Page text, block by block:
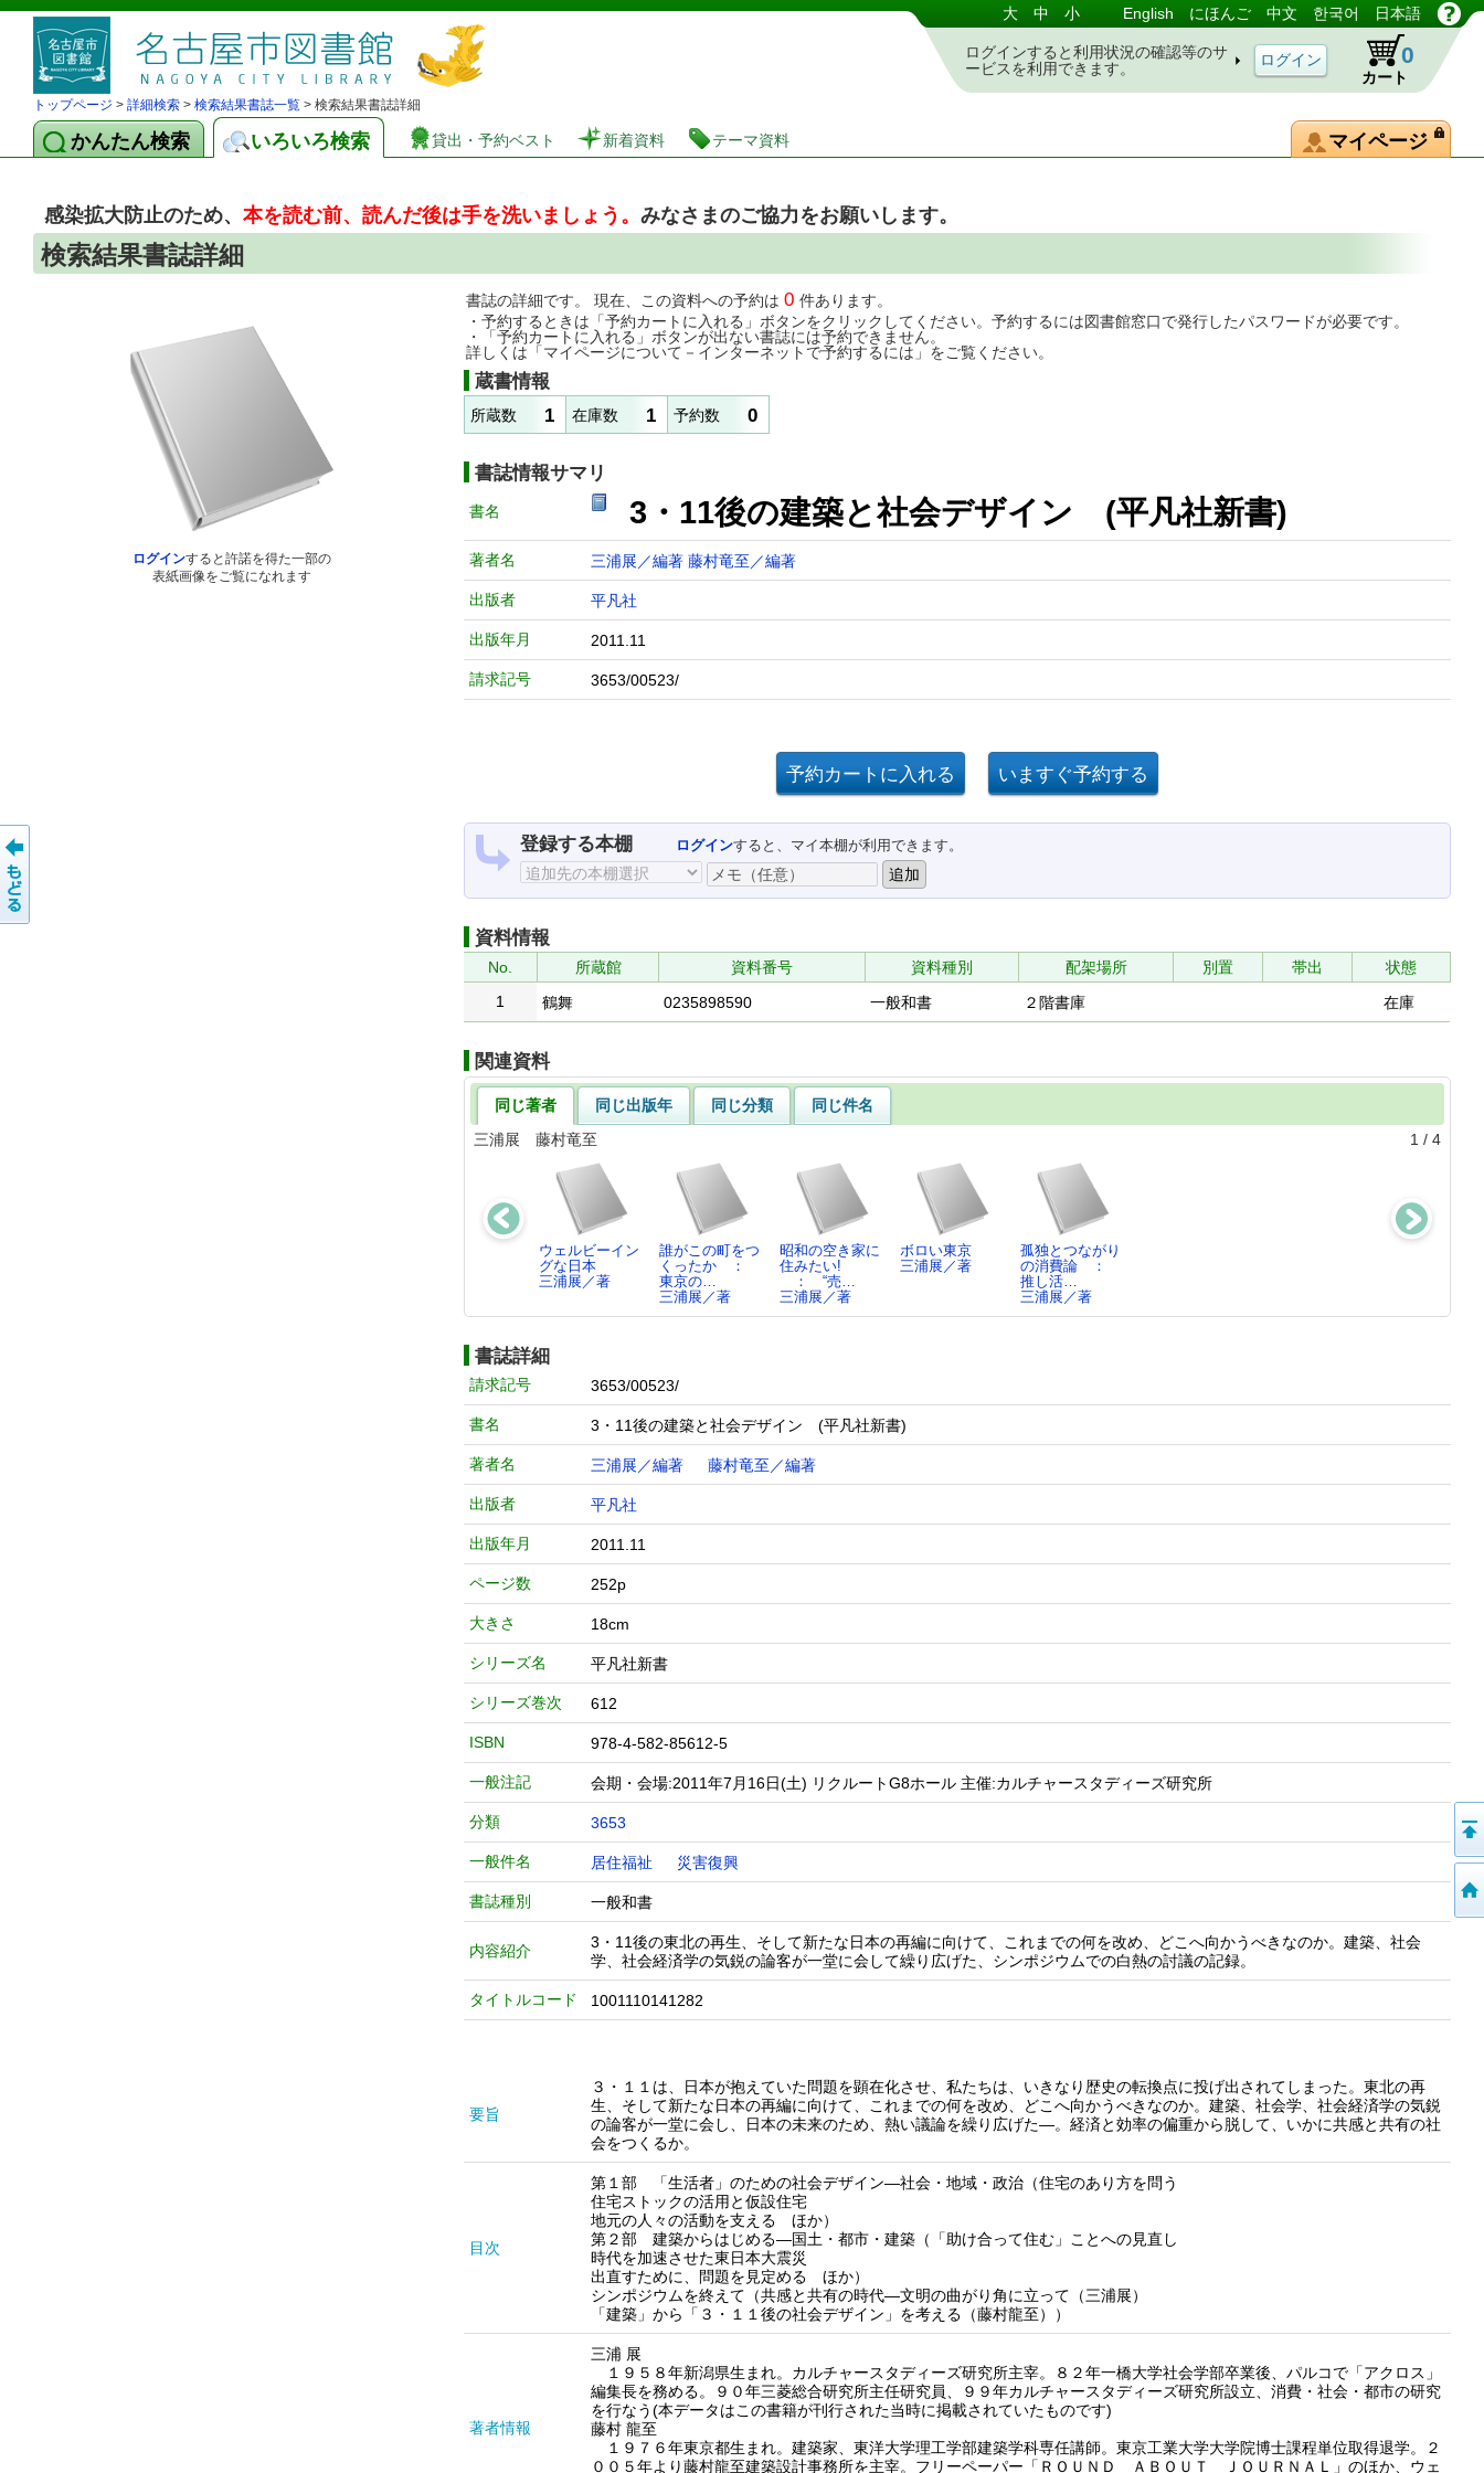
図書館 蔵書検索・予約システム 大 中 小 English にほんご 中文 한국어 日本語
ログインすると利用状況の確認等のサ
ービスを利用できます。
カート
0
トップページ > 詳細検索 > 検索結果書誌一覧 > 検索結果書誌詳細
かんたん検索 いろいろ検索 貸出・予約ベスト 新着資料 テーマ資料 マイページ
感染拡大防止のため、 本を読む前、読んだ後は手を洗いましょう。 みなさまのご協力をお願いします。
検索結果書誌詳細
ログインすると許諾を得た一部の
表紙画像をご覧になれます
書誌の詳細です。 現在、この資料への予約は 0 件あります。
・予約するときは「予約カートに入れる」ボタンをクリックしてください。予約するには図書館窓口で発行したパスワードが必要です。
・「予約カートに入れる」ボタンが出ない書誌には予約できません。
詳しくは「マイページについて－インターネットで予約するには」をご覧ください。
蔵書情報
所蔵数 1 在庫数 1 予約数 0
書誌情報サマリ
書名 3・11後の建築と社会デザイン (平凡社新書)
著者名 三浦展／編著 藤村竜至／編著
出版者 平凡社
出版年月 2011.11
請求記号 3653/00523/
登録する本棚 ログインすると、マイ本棚が利用できます。
資料情報
No. 所蔵館 資料番号 資料種別 配架場所 別置 帯出
状態
1
鶴舞 0235898590 一般和書 ２階書庫 在庫
関連資料
同じ著者 同じ出版年 同じ分類
同じ件名
三浦展 藤村竜至
1 / 4
ウェルビーイン
グな日本
三浦展／著
誰がこの町をつ
くったか ：
東京の…
三浦展／著
昭和の空き家に
住みたい!
： “売…
三浦展／著
ボロい東京
三浦展／著
孤独とつながり
の消費論 ：
推し活…
三浦展／著
書誌詳細
請求記号 3653/00523/
書名 3・11後の建築と社会デザイン (平凡社新書)
著者名 三浦展／編著 藤村竜至／編著
出版者 平凡社
出版年月 2011.11
ページ数 252p
大きさ 18cm
シリーズ名 平凡社新書
シリーズ巻次 612
ISBN 978-4-582-85612-5
一般注記 会期・会場:2011年7月16日(土) リクルートG8ホール 主催:カルチャースタディーズ研究所
分類 3653
一般件名 居住福祉 災害復興
書誌種別 一般和書
内容紹介
3・11後の東北の再生、そして新たな日本の再編に向けて、これまでの何を改め、どこへ向かうべきなのか。建築、社会
学、社会経済学の気鋭の論客が一堂に会して繰り広げた、シンポジウムでの白熱の討議の記録。
タイトルコード 1001110141282
要旨
３・１１は、日本が抱えていた問題を顕在化させ、私たちは、いきなり歴史の転換点に投げ出されてしまった。東北の再
生、そして新たな日本の再編に向けて、これまでの何を改め、どこへ向かうべきなのか。建築、社会学、社会経済学の気鋭
の論客が一堂に会し、日本の未来のため、熱い議論を繰り広げた―。経済と効率の偏重から脱して、いかに共感と共有の社
会をつくるか。
目次
第１部 「生活者」のための社会デザイン―社会・地域・政治（住宅のあり方を問う
住宅ストックの活用と仮設住宅
地元の人々の活動を支える ほか）
第２部 建築からはじめる―国土・都市・建築（「助け合って住む」ことへの見直し
時代を加速させた東日本大震災
出直すために、問題を見定める ほか）
シンポジウムを終えて（共感と共有の時代―文明の曲がり角に立って（三浦展）
「建築」から「３・１１後の社会デザイン」を考える（藤村龍至））
著者情報
三浦 展
１９５８年新潟県生まれ。カルチャースタディーズ研究所主宰。８２年一橋大学社会学部卒業後、パルコで「アクロス」
編集長を務める。９０年三菱総合研究所主任研究員、９９年カルチャースタディーズ研究所設立、消費・社会・都市の研究
を行なう(本データはこの書籍が刊行された当時に掲載されていたものです)
藤村 龍至
１９７６年東京都生まれ。建築家、東洋大学理工学部建築学科専任講師。東京工業大学大学院博士課程単位取得退学。２
００５年より藤村龍至建築設計事務所を主宰。フリーペーパー「ＲＯＵＮＤ ＡＢＯＵＴ ＪＯＵＲＮＡＬ」のほか、ウェ